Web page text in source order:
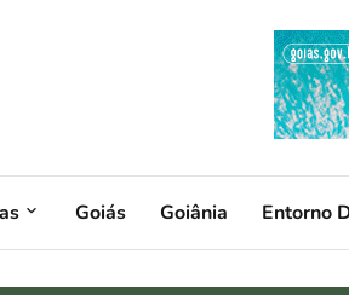
Goiás Goiânia Entorno